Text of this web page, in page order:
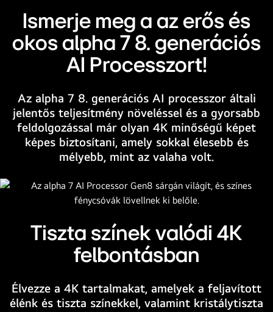
néz
fonalakat
ábázol.
tévéképernyő
sarkában
logó
látható.
Ismerje meg a az erős és
okos alpha 7 8. generációs
AI Processzort!
Az alpha 7 8. generációs AI processzor általi
jelentős teljesítmény növeléssel és a gyorsabb
feldolgozással már olyan 4K minőségű képet
képes biztosítani, amely sokkal élesebb és
mélyebb, mint az valaha volt.
Tiszta színek valódi 4K
felbontásban
Élvezze a 4K tartalmakat, amelyek a feljavított
élénk és tiszta színekkel, valamint kristálytiszta